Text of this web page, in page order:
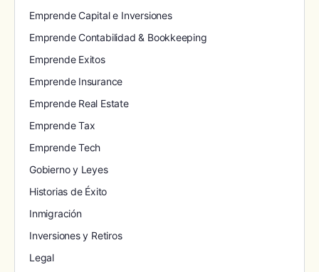
Emprende Capital e Inversiones
Emprende Contabilidad & Bookkeeping
Emprende Exitos
Emprende Insurance
Emprende Real Estate
Emprende Tax
Emprende Tech
Gobierno y Leyes
Historias de Éxito
Inmigración
Inversiones y Retiros
Legal